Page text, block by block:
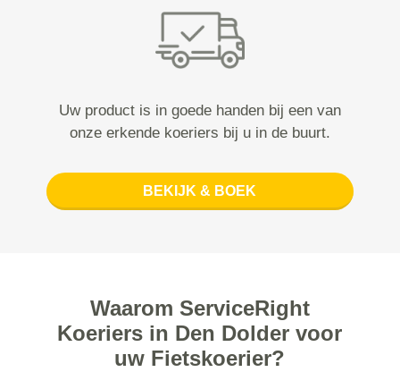
Uw product is in goede handen bij een van
onze erkende koeriers bij u in de buurt.
BEKIJK & BOEK
Waarom ServiceRight
Koeriers in Den Dolder voor
uw Fietskoerier?